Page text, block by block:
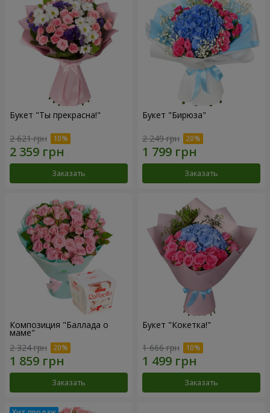
Букет "Ты прекрасна!"
2 621 грн
Заказать
Букет "Бирюза"
2 249 грн
Заказать
Композиция "Баллада о
маме"
2 324 грн
Заказать
Букет "Кокетка!"
1 666 грн
Заказать